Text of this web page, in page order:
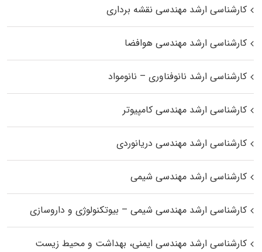
کارشناسی ارشد مهندسی نقشه برداری
کارشناسی ارشد مهندسی هوافضا
کارشناسی ارشد نانوفناوری – نانومواد
کارشناسی ارشد مهندسی کامپیوتر
کارشناسی ارشد مهندسی دریانوردی
کارشناسی ارشد مهندسی شیمی
کارشناسی ارشد مهندسی شیمی – بیوتکنولوژی و داروسازی
کارشناسی ارشد مهندسی ایمنی، بهداشت و محیط زیست